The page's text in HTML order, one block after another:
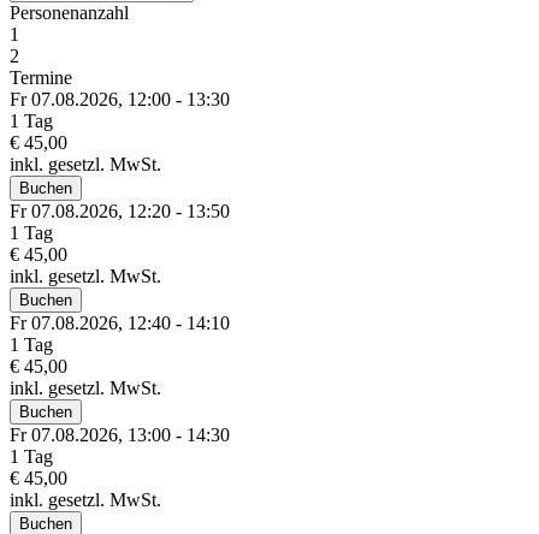
Personenanzahl
1
2
Termine
Fr 07.08.2026, 12:00 - 13:30
1 Tag
€ 45,00
inkl. gesetzl. MwSt.
Buchen
Fr 07.08.2026, 12:20 - 13:50
1 Tag
€ 45,00
inkl. gesetzl. MwSt.
Buchen
Fr 07.08.2026, 12:40 - 14:10
1 Tag
€ 45,00
inkl. gesetzl. MwSt.
Buchen
Fr 07.08.2026, 13:00 - 14:30
1 Tag
€ 45,00
inkl. gesetzl. MwSt.
Buchen